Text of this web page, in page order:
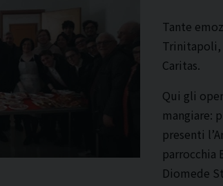
Tante
Trinitapoli,
Caritas.
Qui gli
mangiare:
presenti
parrocchia
Diomede